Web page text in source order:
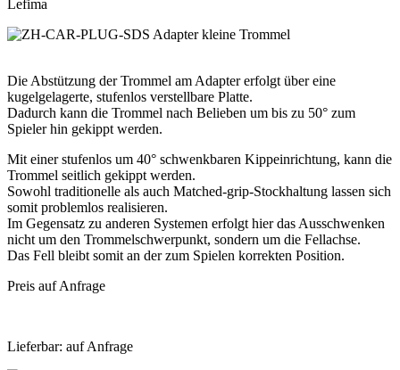
Lefima
Die Abstützung der Trommel am Adapter erfolgt über eine
kugelgelagerte, stufenlos verstellbare Platte.
Dadurch kann die Trommel nach Belieben um bis zu 50° zum
Spieler hin gekippt werden.
Mit einer stufenlos um 40° schwenkbaren Kippeinrichtung, kann die
Trommel seitlich gekippt werden.
Sowohl traditionelle als auch Matched-grip-Stockhaltung lassen sich
somit problemlos realisieren.
Im Gegensatz zu anderen Systemen erfolgt hier das Ausschwenken
nicht um den Trommelschwerpunkt, sondern um die Fellachse.
Das Fell bleibt somit an der zum Spielen korrekten Position.
Preis auf Anfrage
Lieferbar: auf Anfrage